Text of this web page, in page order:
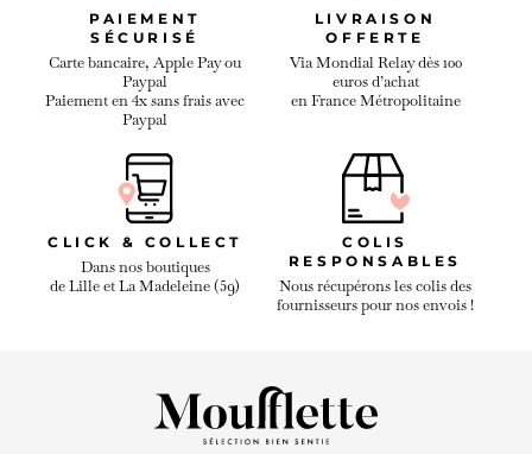
PAIEMENT
SÉCURISÉ
Carte bancaire, Apple Pay ou
Paypal
Paiement en 4x sans frais avec
Paypal
LIVRAISON
OFFERTE
Via Mondial Relay dès 100
euros d’achat
en France Métropolitaine
CLICK & COLLECT
Dans nos boutiques
de Lille et La Madeleine (59)
COLIS
RESPONSABLES
Nous récupérons les colis des
fournisseurs pour nos envois !